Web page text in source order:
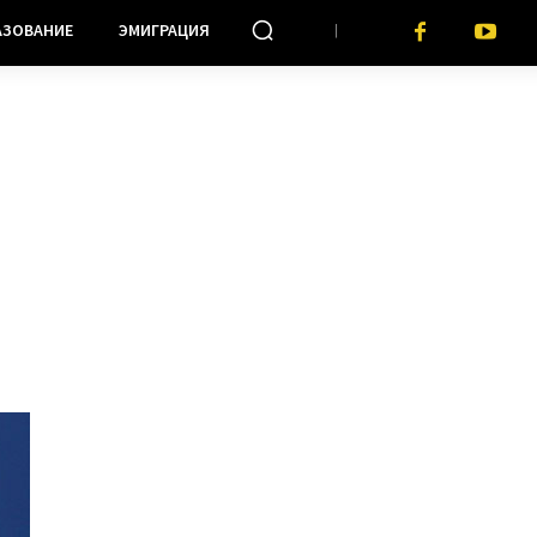
ЭМИГРАЦИЯ